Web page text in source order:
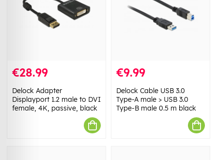
€28.99
Delock Adapter
Displayport 1.2 male to DVI
female, 4K, passive, black
€9.99
Delock Cable USB 3.0
Type-A male > USB 3.0
Type-B male 0.5 m black